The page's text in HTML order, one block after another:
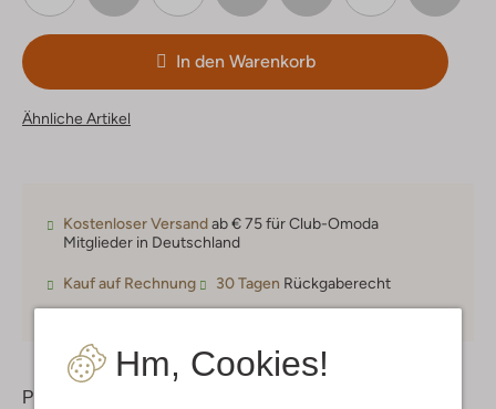
Hm, Cookies!
In den Warenkorb
Ähnliche Artikel
Kostenloser Versandab € 75 für Club-Omoda
Mitglieder in Deutschland
Kauf auf Rechnung 30 Tagen Rückgaberecht
Produktinformation